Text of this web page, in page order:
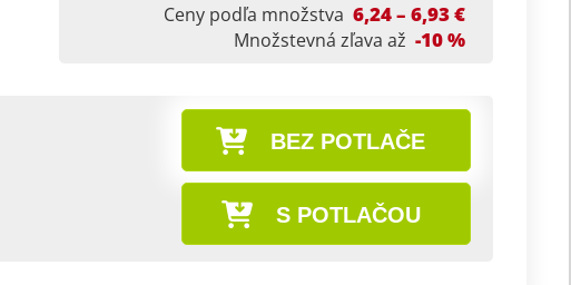
Ceny podľa množstva 6,24 – 6,93 €
Množstevná zľava až -10 %
BEZ POTLAČE
S POTLAČOU